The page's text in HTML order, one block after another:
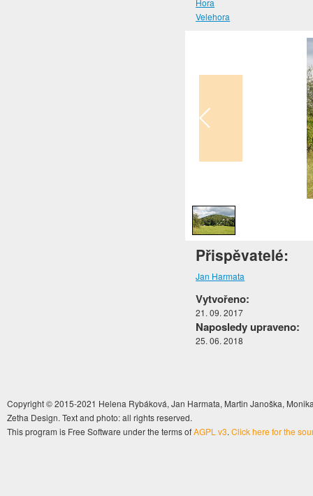
Hora
Velehora
Přispěvatelé:
Jan Harmata
Vytvořeno:
21. 09. 2017
Naposledy upraveno:
25. 06. 2018
Copyright © 2015-2021 Helena Rybáková, Jan Harmata, Martin Janoška,
Zetha Design. Text and photo: all rights reserved.
This program is Free Software under the terms ofAGPL v3. Click here for the